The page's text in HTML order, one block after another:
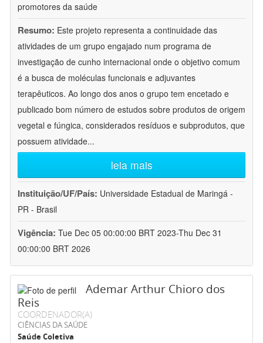
promotores da saúde
Resumo: Este projeto representa a continuidade das
atividades de um grupo engajado num programa de
investigação de cunho internacional onde o objetivo comum
é a busca de moléculas funcionais e adjuvantes
terapêuticos. Ao longo dos anos o grupo tem encetado e
publicado bom número de estudos sobre produtos de origem
vegetal e fúngica, considerados resíduos e subprodutos, que
possuem atividade...
leia mais
Instituição/UF/País: Universidade Estadual de Maringá -
PR - Brasil
Vigência: Tue Dec 05 00:00:00 BRT 2023-Thu Dec 31
00:00:00 BRT 2026
Ademar Arthur Chioro dos
Reis
COORDENADOR(A)
CIÊNCIAS DA SAÚDE
Saúde Coletiva